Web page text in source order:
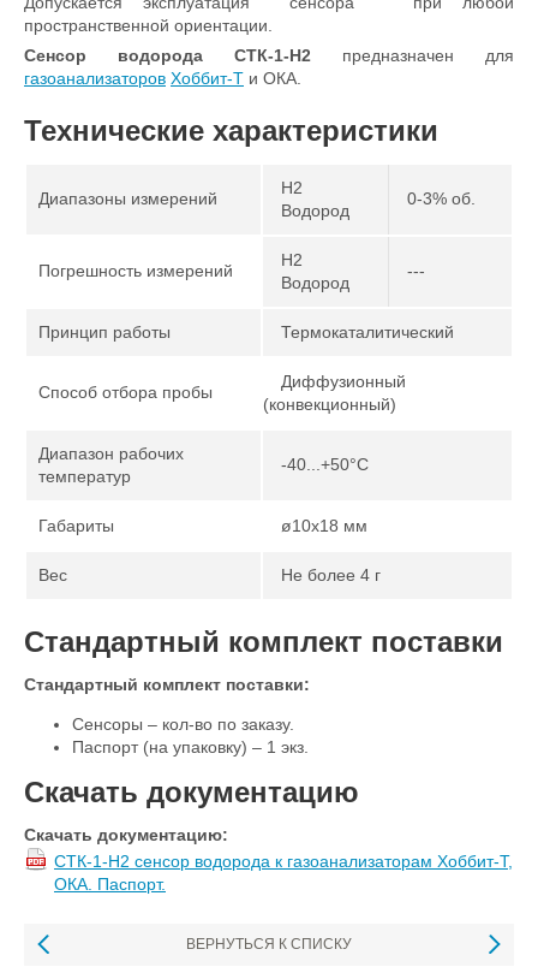
пространственной ориентации.
Сенсор водорода СТК-1-H2 предназначен для
газоанализаторов Хоббит-Т и ОКА.
Технические характеристики
Диапазоны измерений
H2
Водород
0-3% об.
Погрешность измерений
H2
Водород
---
Принцип работы Термокаталитический
Способ отбора пробы
Диффузионный
(конвекционный)
Диапазон рабочих
температур
-40...+50°С
Габариты ø10х18 мм
Вес Не более 4 г
Стандартный комплект поставки
Стандартный комплект поставки:
Сенсоры – кол-во по заказу.
Паспорт (на упаковку) – 1 экз.
Скачать документацию
Скачать документацию:
СТК-1-H2 сенсор водорода к газоанализаторам Хоббит-Т,
ОКА. Паспорт.
ВЕРНУТЬСЯ К СПИСКУ